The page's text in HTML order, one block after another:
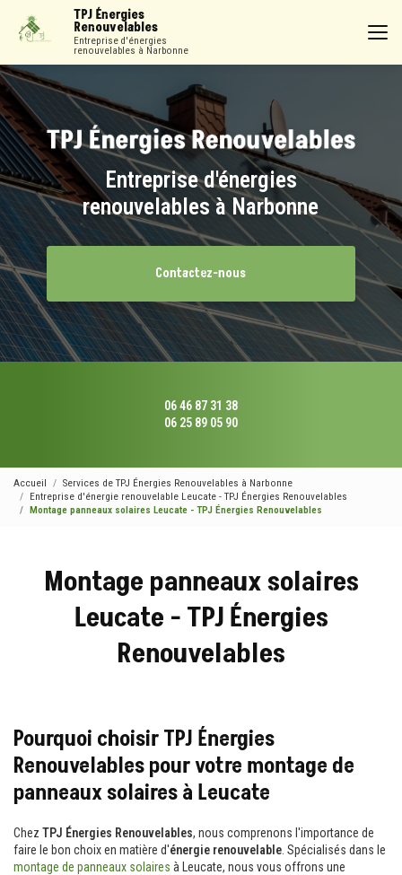
contenu
TPJ Énergies
Renouvelables
Entreprise d'énergies
renouvelables à Narbonne
Entreprise d'énergies
renouvelables à Narbonne
Contactez-nous
06 46 87 31 38
06 25 89 05 90
Accueil
Services de TPJ Énergies Renouvelables à Narbonne
Entreprise d'énergie renouvelable Leucate - TPJ Énergies Renouvelables
Montage panneaux solaires Leucate - TPJ Énergies Renouvelables
Montage panneaux solaires
Leucate - TPJ Énergies
Renouvelables
Pourquoi choisir TPJ Énergies
Renouvelables pour votre montage de
panneaux solaires à Leucate
Chez TPJ Énergies Renouvelables, nous comprenons l'importance de
faire le bon choix en matière d'énergie renouvelable . Spécialisés dans le
montage de panneaux solaires à Leucate, nous vous offrons une